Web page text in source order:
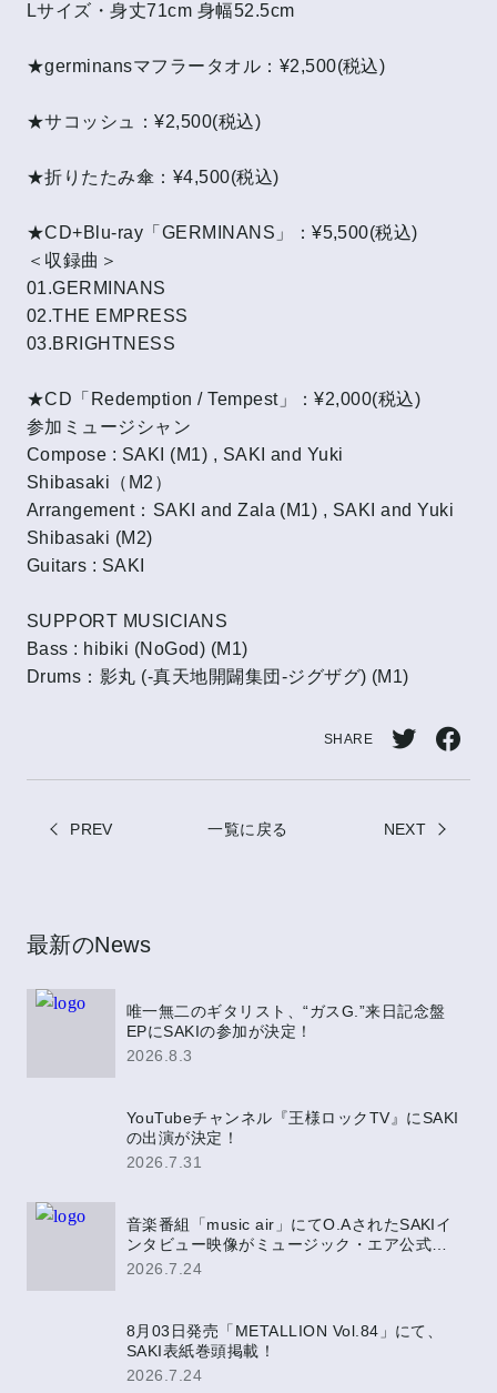
Lサイズ・身丈71cm 身幅52.5cm
★germinansマフラータオル：¥2,500(税込)
★サコッシュ：¥2,500(税込)
★折りたたみ傘：¥4,500(税込)
★CD+Blu-ray「GERMINANS」：¥5,500(税込)
＜収録曲＞
01.GERMINANS
02.THE EMPRESS
03.BRIGHTNESS
★CD「Redemption / Tempest」：¥2,000(税込)
参加ミュージシャン
Compose : SAKI (M1) , SAKI and Yuki
Shibasaki（M2）
Arrangement：SAKI and Zala (M1) , SAKI and Yuki
Shibasaki (M2)
Guitars : SAKI
SUPPORT MUSICIANS
Bass : hibiki (NoGod) (M1)
Drums：影丸 (-真天地開闢集団-ジグザグ) (M1)
SHARE
シェ
でシ
PREV 一覧に戻る NEXT
最新のNews
唯一無二のギタリスト、“ガスG.”来日記念盤
EPにSAKIの参加が決定！
2026.8.3
YouTubeチャンネル『王様ロックTV』にSAKI
の出演が決定！
2026.7.31
音楽番組「music air」にてO.AされたSAKIイ
ンタビュー映像がミュージック・エア公式
YouTubeにて公開決定！
2026.7.24
8月03日発売「METALLION Vol.84」にて、
SAKI表紙巻頭掲載！
2026.7.24